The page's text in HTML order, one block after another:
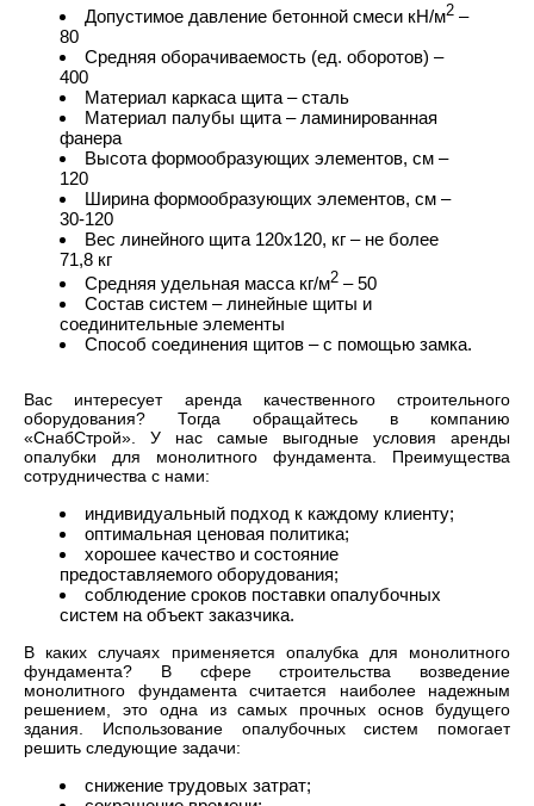
Допустимое давление бетонной смеси кН/м2 –
80
Средняя оборачиваемость (ед. оборотов) –
400
Материал каркаса щита – сталь
Материал палубы щита – ламинированная
фанера
Высота формообразующих элементов, см –
120
Ширина формообразующих элементов, см –
30-120
Вес линейного щита 120х120, кг – не более
71,8 кг
Средняя удельная масса кг/м2 – 50
Состав систем – линейные щиты и
соединительные элементы
Способ соединения щитов – с помощью замка.
Вас интересует аренда качественного строительного
оборудования? Тогда обращайтесь в компанию
«СнабСтрой». У нас самые выгодные условия аренды
опалубки для монолитного фундамента. Преимущества
сотрудничества с нами:
индивидуальный подход к каждому клиенту;
оптимальная ценовая политика;
хорошее качество и состояние
предоставляемого оборудования;
соблюдение сроков поставки опалубочных
систем на объект заказчика.
В каких случаях применяется опалубка для монолитного
фундамента? В сфере строительства возведение
монолитного фундамента считается наиболее надежным
решением, это одна из самых прочных основ будущего
здания. Использование опалубочных систем помогает
решить следующие задачи:
снижение трудовых затрат;